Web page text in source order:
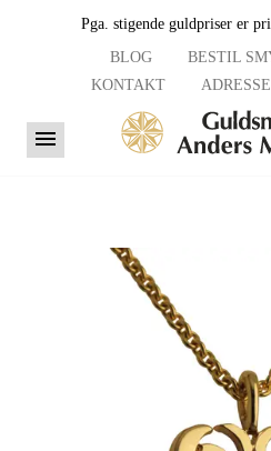
Pga. stigende guldpriser er
BLOG
BESTIL
KONTAKT